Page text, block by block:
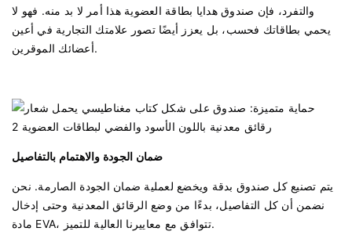
والتفرد، فإن صندوق هدايا بطاقة العضوية هذا أمر لا بد منه. فهو لا
يحمي بطاقاتك فحسب، بل يعزز أيضًا تصور علامتك التجارية في أعين
أعضائك الموقرين.
ضمان الجودة والاهتمام بالتفاصيل
يتم تصنيع كل صندوق بدقة ويخضع لعملية ضمان الجودة الصارمة. نحن
نضمن أن كل التفاصيل، بدءًا من وضع الرقائق المعدنية وحتى إدخال
مادة EVA، تتوافق مع معاييرنا العالية للتميز.